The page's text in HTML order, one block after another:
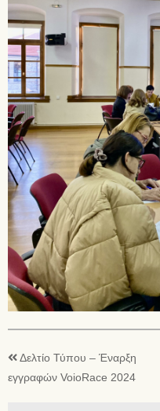
Δελτίο Τύπου – Έναρξη
εγγραφών VoioRace 2024